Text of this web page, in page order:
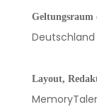
Geltungsraum
Deutschland
Layout,